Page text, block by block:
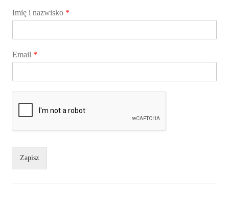
Imię i nazwisko *
Email *
Zapisz